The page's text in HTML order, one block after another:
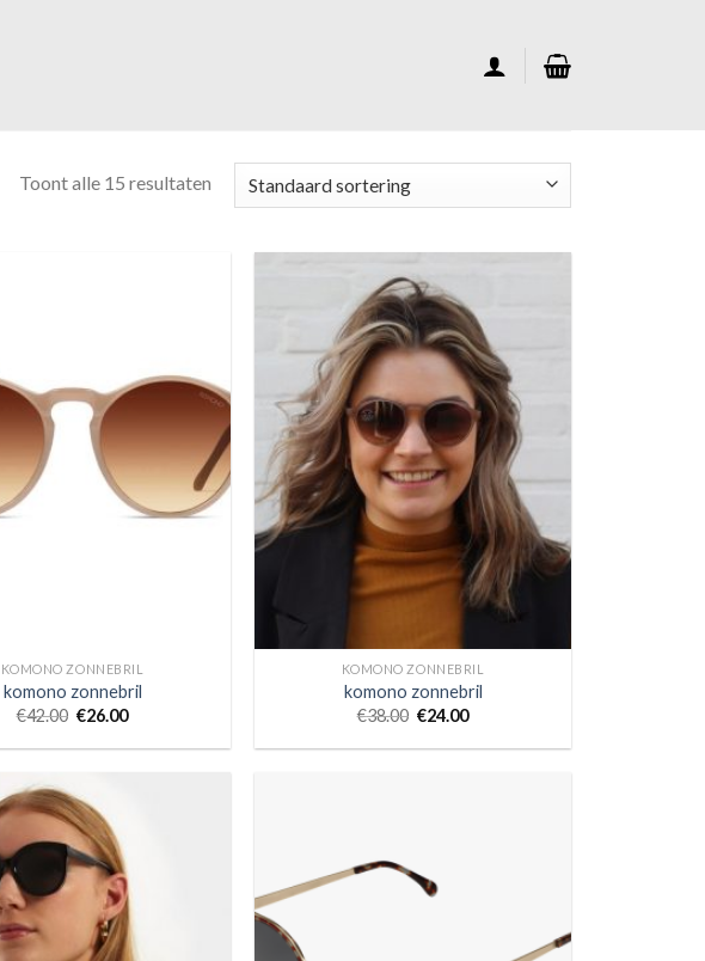
Toont alle 15 resultaten
KOMONO ZONNEBRIL
komono zonnebril
€42.00 €26.00
KOMONO ZONNEBRIL
komono zonnebril
€38.00 €24.00